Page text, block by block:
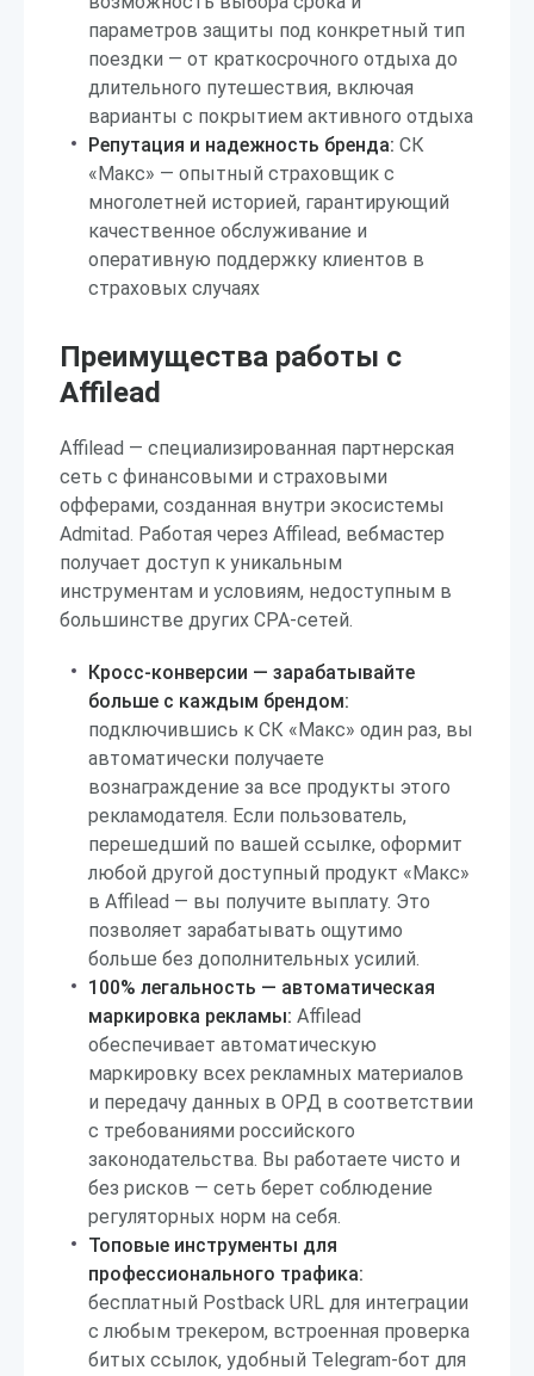
параметров защиты под конкретный тип
поездки — от краткосрочного отдыха до
длительного путешествия, включая
варианты с покрытием активного отдыха
Репутация и надежность бренда: СК
«Макс» — опытный страховщик с
многолетней историей, гарантирующий
качественное обслуживание и
оперативную поддержку клиентов в
страховых случаях
Преимущества работы с
Affilead
Affilead — специализированная партнерская
сеть с финансовыми и страховыми
офферами, созданная внутри экосистемы
Admitad. Работая через Affilead, вебмастер
получает доступ к уникальным
инструментам и условиям, недоступным в
большинстве других CPA-сетей.
Кросс-конверсии — зарабатывайте
больше с каждым брендом:
подключившись к СК «Макс» один раз, вы
автоматически получаете
вознаграждение за все продукты этого
рекламодателя. Если пользователь,
перешедший по вашей ссылке, оформит
любой другой доступный продукт «Макс»
в Affilead — вы получите выплату. Это
позволяет зарабатывать ощутимо
больше без дополнительных усилий.
100% легальность — автоматическая
маркировка рекламы: Affilead
обеспечивает автоматическую
маркировку всех рекламных материалов
и передачу данных в ОРД в соответствии
с требованиями российского
законодательства. Вы работаете чисто и
без рисков — сеть берет соблюдение
регуляторных норм на себя.
Топовые инструменты для
профессионального трафика:
бесплатный Postback URL для интеграции
с любым трекером, встроенная проверка
битых ссылок, удобный Telegram-бот для